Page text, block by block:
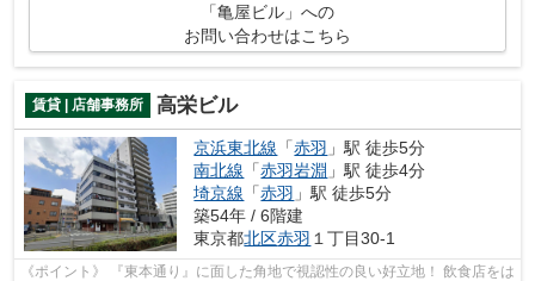
「亀屋ビル」への
お問い合わせはこちら
賃貸 | 店舗事務所 高栄ビル
京浜東北線 「赤羽 」駅 徒歩5分
南北線 「赤羽岩淵 」駅 徒歩4分
埼京線 「赤羽 」駅 徒歩5分
築54年 / 6階建
東京都北区赤羽 １丁目30-1
《ポイント》 『東本通り』に面した角地で視認性の良い好立地！ 飲食店をは